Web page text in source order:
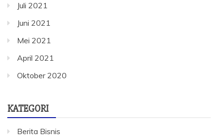
Juli 2021
Juni 2021
Mei 2021
April 2021
Oktober 2020
KATEGORI
Berita Bisnis